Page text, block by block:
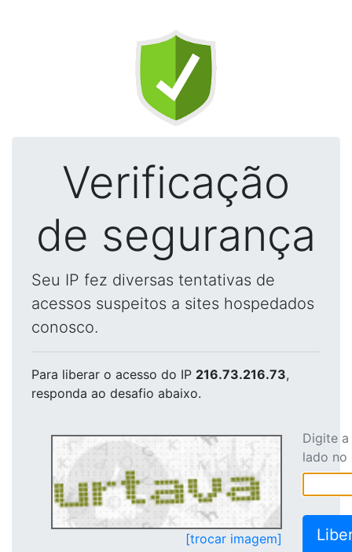
Verificação
de segurança
Seu IP fez diversas tentativas de
acessos suspeitos a sites hospedados
conosco.
Para liberar o acesso do IP 216.73.216.73,
responda ao desafio abaixo.
[trocar imagem]
Digite
lado no